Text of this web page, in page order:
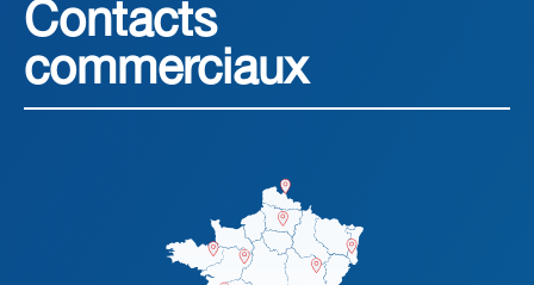
Contacts
commerciaux